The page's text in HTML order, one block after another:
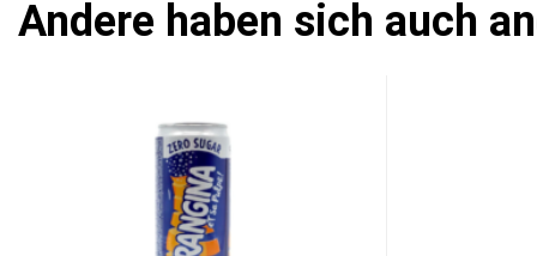
Andere haben sich auch